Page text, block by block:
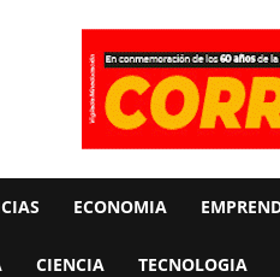
ECONOMIA
CIENCIA TECNOLOGIA